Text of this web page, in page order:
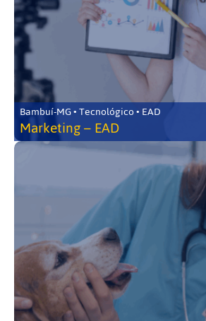
Bambuí-MG • Tecnológico • EAD
Marketing – EAD